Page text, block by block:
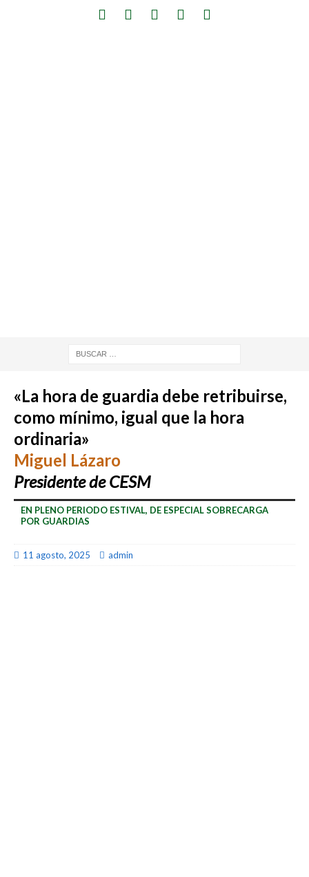
«La hora de guardia debe retribuirse,
como mínimo, igual que la hora
ordinaria»
Miguel Lázaro
Presidente de CESM
EN PLENO PERIODO ESTIVAL, DE ESPECIAL SOBRECARGA
POR GUARDIAS
11 agosto, 2025 admin